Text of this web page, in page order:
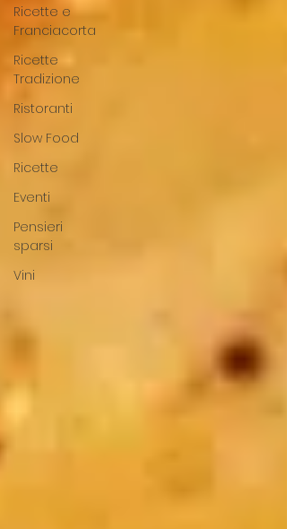
Ricette e
Franciacorta
Ricette
Tradizione
Ristoranti
Slow Food
Ricette
Eventi
Pensieri
sparsi
Vini